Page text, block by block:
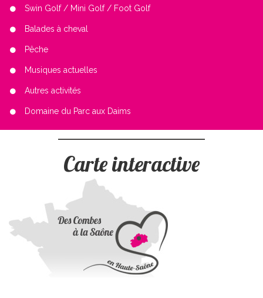
Swin Golf / Mini Golf / Foot Golf
Balades à cheval
Pêche
Musiques actuelles
Autres activités
Domaine du Parc aux Daims
Carte interactive